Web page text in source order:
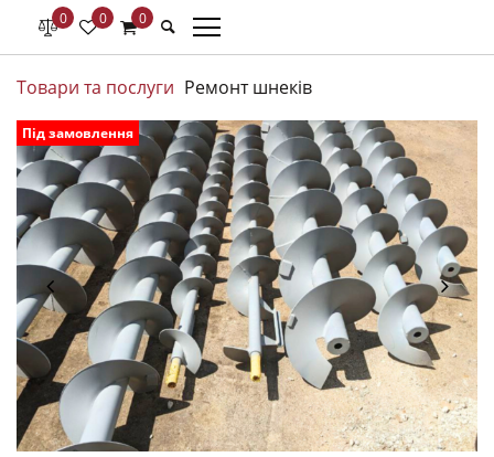
0 0 0
Товари та послуги Ремонт шнеків
Під замовлення